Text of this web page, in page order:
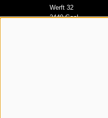
Werft 32
2440 Geel